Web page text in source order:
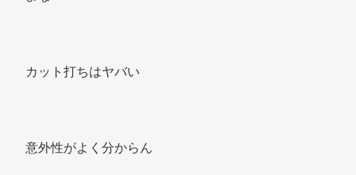
カット打ちはヤバい
意外性がよく分からん